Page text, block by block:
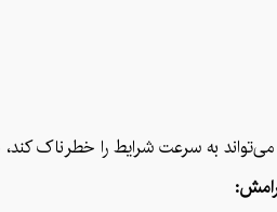
به سرعت شرایط را خطرناک